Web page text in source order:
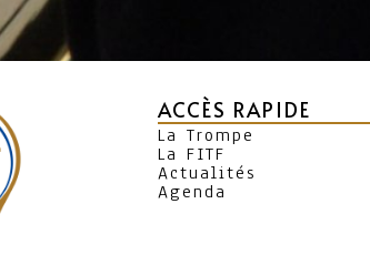
ACCÈS RAPIDE
La Trompe
La FITF
Actualités
Agenda